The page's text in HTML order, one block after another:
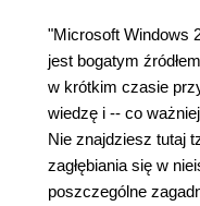
"Microsoft Windows
jest bogatym
w krótkim czasie
wiedzę i -- co
Nie znajdziesz tutaj
zagłębiania się w
poszczególne